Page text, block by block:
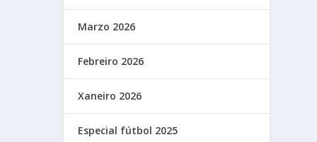
Marzo 2026
Febreiro 2026
Xaneiro 2026
Especial fútbol 2025